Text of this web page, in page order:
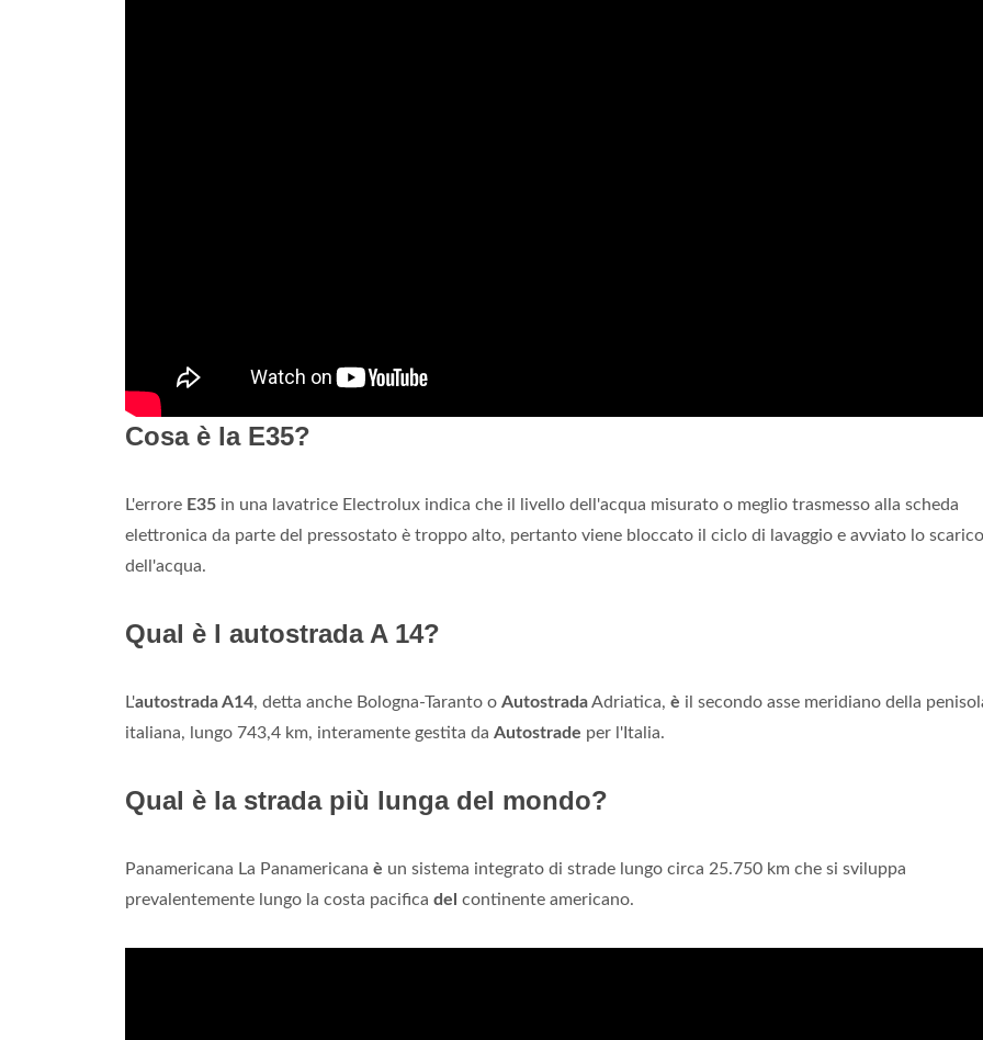
Cosa è la E35?
L'errore E35 in una lavatrice Electrolux indica che il livello dell'acqua misurato o meglio trasmesso alla scheda
elettronica da parte del pressostato è troppo alto, pertanto viene bloccato il ciclo di lavaggio e avviato lo scarico
dell'acqua.
Qual è l autostrada A 14?
L'autostrada A14, detta anche Bologna-Taranto o AutostradaAdriatica, è il secondo asse meridiano della
italiana, lungo 743,4 km, interamente gestita da Autostrade per l'Italia.
Qual è la strada più lunga del mondo?
Panamericana La Panamericana è un sistema integrato di strade lungo circa 25.750 km che si sviluppa
prevalentemente lungo la costa pacifica del continente americano.